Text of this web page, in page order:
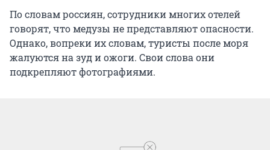
По словам россиян, сотрудники многих отелей
говорят, что медузы не представляют опасности.
Однако, вопреки их словам, туристы после моря
жалуются на зуд и ожоги. Свои слова они
подкрепляют фотографиями.